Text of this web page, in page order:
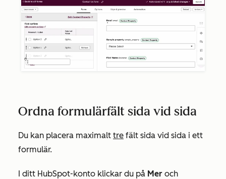
Ordna formulärfält sida vid sida
Du kan placera maximalt tre fält sida vid sida i ett
formulär.
I ditt HubSpot-konto klickar du på Mer och